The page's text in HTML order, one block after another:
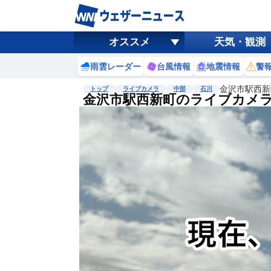
オススメ 天気・観測
雨雲レーダー 台風情報 地震情報 警
トップ ライブカメラ 中部 石川 金沢市駅西
金沢市駅西新町のライブカメ